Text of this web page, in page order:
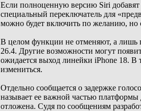
Если полноценную версию Siri
специальный переключатель для
можно будет включить по желанию, но
В целом функции не отменяют, а лишь
26.4. Другие возможности могут
ожидается выход линейки iPhone 18. В
измениться.
Отдельно сообщается о задержке
называет ее важной частью платформы
отложена. Судя по сообщениям